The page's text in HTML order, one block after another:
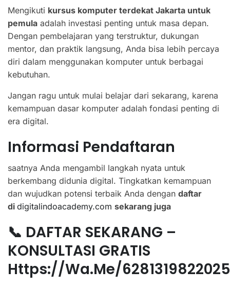
Mengikuti kursus komputer terdekat Jakarta untuk
pemula adalah investasi penting untuk masa depan.
Dengan pembelajaran yang terstruktur, dukungan
mentor, dan praktik langsung, Anda bisa lebih percaya
diri dalam menggunakan komputer untuk berbagai
kebutuhan.
Jangan ragu untuk mulai belajar dari sekarang, karena
kemampuan dasar komputer adalah fondasi penting di
era digital.
Informasi Pendaftaran
saatnya Anda mengambil langkah nyata untuk
berkembang didunia digital. Tingkatkan kemampuan
dan wujudkan potensi terbaik Anda dengan daftar
di digitalindoacademy.com sekarang juga
📞 DAFTAR SEKARANG –
KONSULTASI GRATIS
Https://wa.me/6281319822025